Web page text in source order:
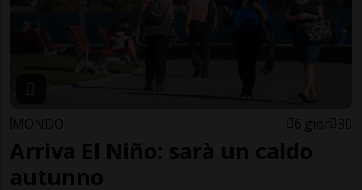
MONDO 6 gior 30
Arriva El Niño: sarà un caldo
autunno